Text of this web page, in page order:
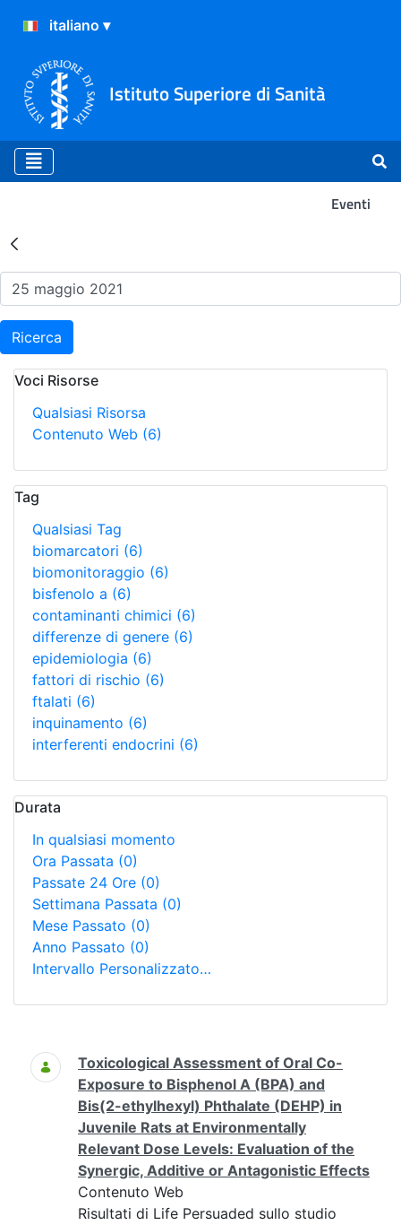
Istituto Superiore di Sanità
Eventi
Risultati della Ricerca -
Ricerca
Voci Risorse
Qualsiasi Risorsa
Contenuto Web (6)
Tag
Qualsiasi Tag
biomarcatori (6)
biomonitoraggio (6)
bisfenolo a (6)
contaminanti chimici (6)
differenze di genere (6)
epidemiologia (6)
fattori di rischio (6)
ftalati (6)
inquinamento (6)
interferenti endocrini (6)
Durata
In qualsiasi momento
Ora Passata (0)
Passate 24 Ore (0)
Settimana Passata (0)
Mese Passato (0)
Anno Passato (0)
Intervallo Personalizzato…
Ricerca
Toxicological Assessment of Oral Co-
Exposure to Bisphenol A (BPA) and
Bis(2-ethylhexyl) Phthalate (DEHP) in
Juvenile Rats at Environmentally
Relevant Dose Levels: Evaluation of the
Synergic, Additive or Antagonistic Effects
Contenuto Web
Risultati di Life Persuaded sullo studio